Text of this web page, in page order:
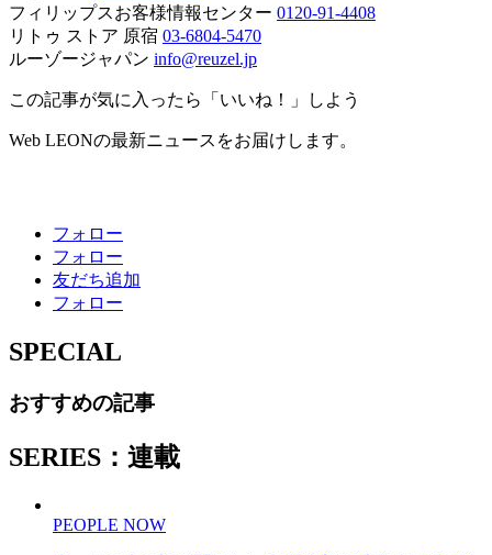
フィリップスお客様情報センター 0120-91-4408
リトゥ ストア 原宿 03-6804-5470
ルーゾージャパン info@reuzel.jp
この記事が気に入ったら「いいね！」しよう
Web LEONの最新ニュースをお届けします。
フォロー
フォロー
友だち追加
フォロー
SPECIAL
おすすめの記事
SERIES：連載
PEOPLE NOW